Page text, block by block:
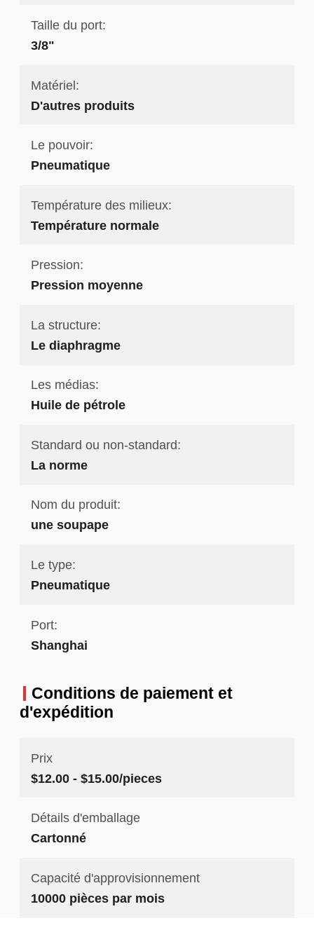
Taille du port:
3/8"
Matériel:
D'autres produits
Le pouvoir:
Pneumatique
Température des milieux:
Température normale
Pression:
Pression moyenne
La structure:
Le diaphragme
Les médias:
Huile de pétrole
Standard ou non-standard:
La norme
Nom du produit:
une soupape
Le type:
Pneumatique
Port:
Shanghai
Conditions de paiement et
d'expédition
Prix
$12.00 - $15.00/pieces
Détails d'emballage
Cartonné
Capacité d'approvisionnement
10000 pièces par mois